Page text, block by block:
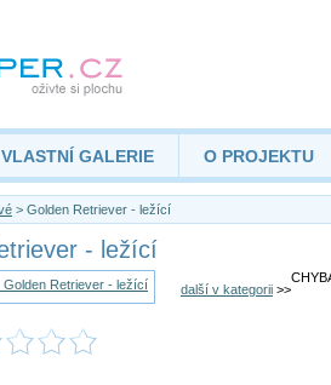
VLASTNÍ GALERIE O PROJEKTU
> Golden Retriever - ležící
- ležící
další v kategorii >>